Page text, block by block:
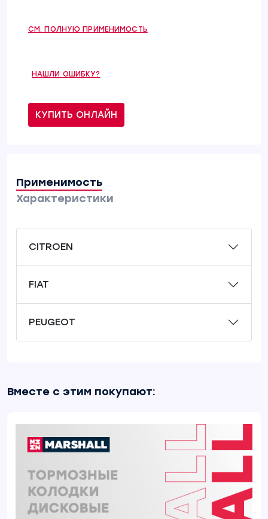
СМ. ПОЛНУЮ ПРИМЕНИМОСТЬ
НАШЛИ ОШИБКУ?
КУПИТЬ ОНЛАЙН
Применимость
Характеристики
CITROEN
FIAT
PEUGEOT
Вместе с этим покупают: